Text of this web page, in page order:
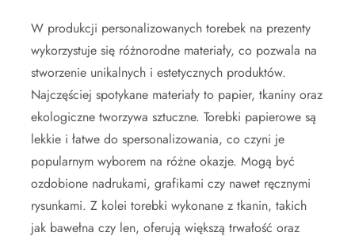
W produkcji personalizowanych torebek na prezenty
wykorzystuje się różnorodne materiały, co pozwala na
stworzenie unikalnych i estetycznych produktów.
Najczęściej spotykane materiały to papier, tkaniny oraz
ekologiczne tworzywa sztuczne. Torebki papierowe są
lekkie i łatwe do spersonalizowania, co czyni je
popularnym wyborem na różne okazje. Mogą być
ozdobione nadrukami, grafikami czy nawet ręcznymi
rysunkami. Z kolei torebki wykonane z tkanin, takich
jak bawełna czy len, oferują większą trwałość oraz